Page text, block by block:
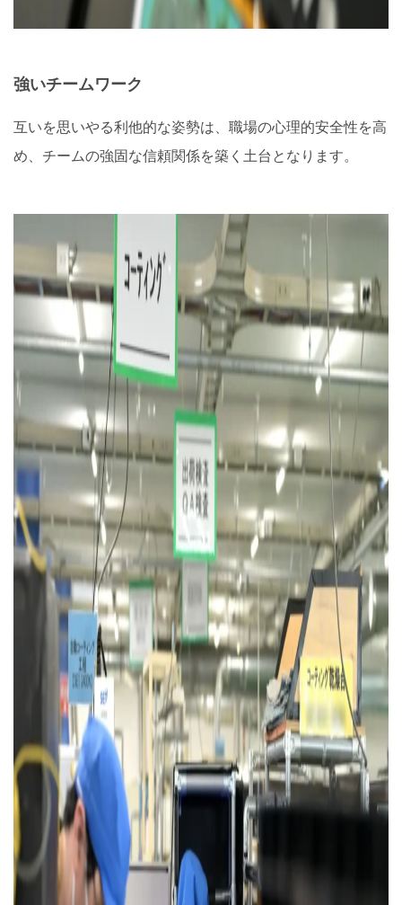
強いチームワーク
互いを思いやる利他的な姿勢は、職場の心理的安全性を高
め、チームの強固な信頼関係を築く土台となります。